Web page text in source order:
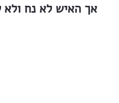
אך האיש לא נח